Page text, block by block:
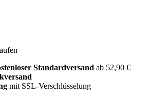
Standardversand ab 52,90 €
mit SSL-Verschlüsselung